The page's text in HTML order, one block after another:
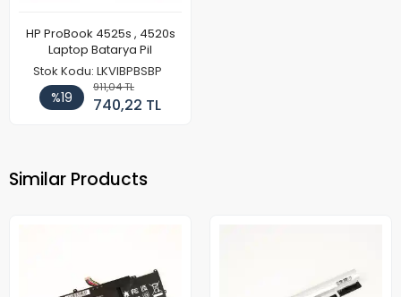
HP ProBook 4525s , 4520s
Laptop Batarya Pil
Stok Kodu: LKVIBPBSBP
%19
911,04 TL
740,22 TL
Similar Products